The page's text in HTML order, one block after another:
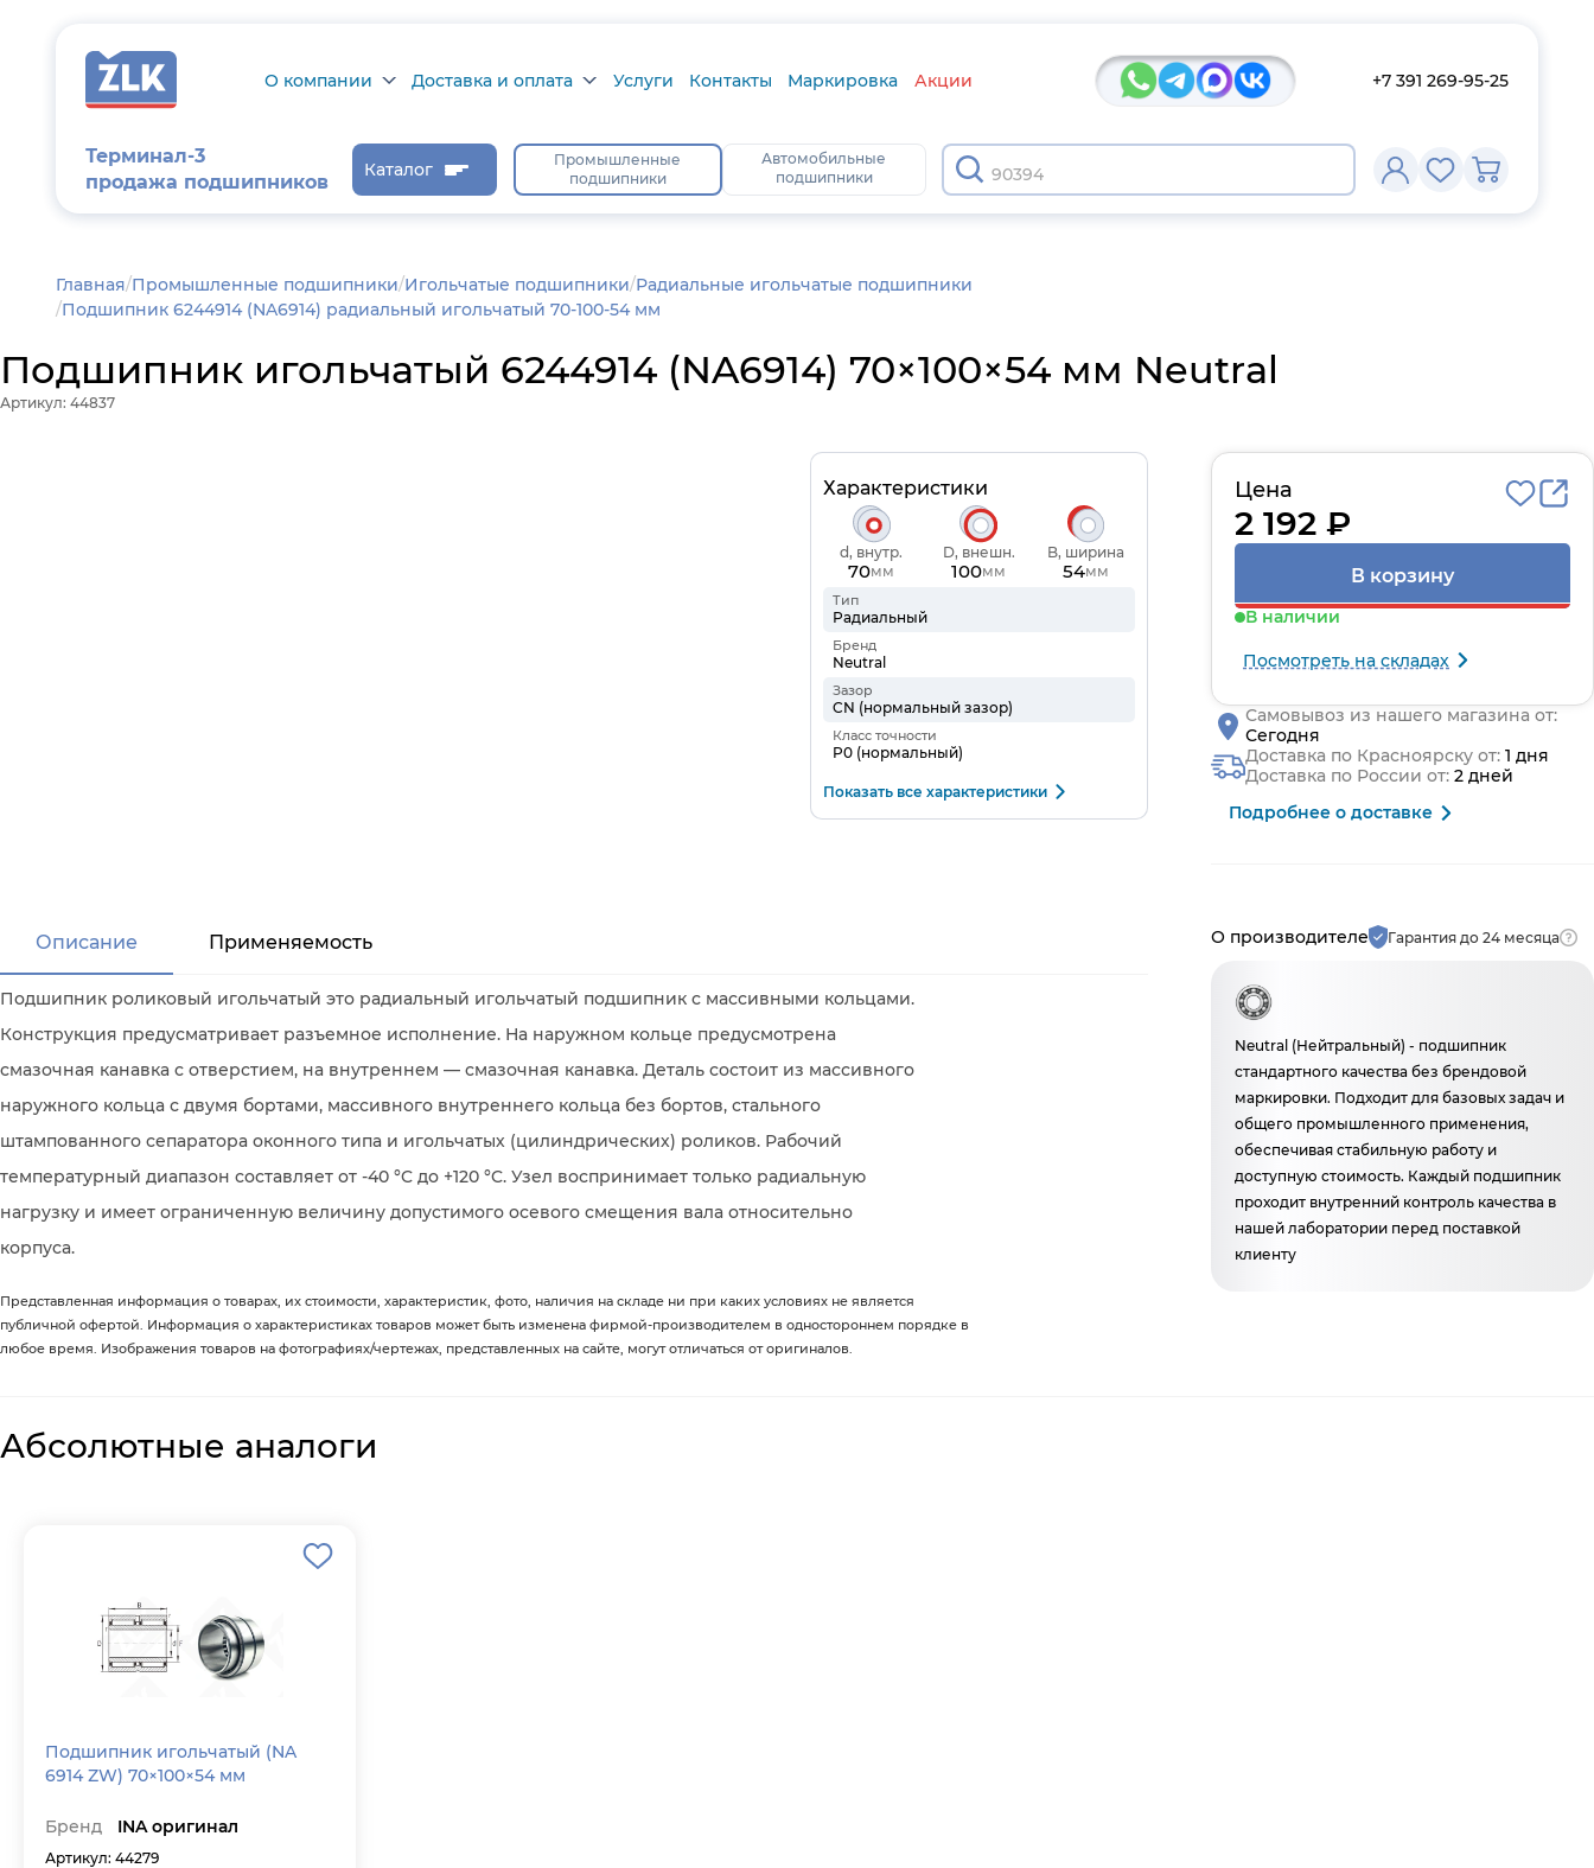
О компании
О компании
Сертификаты на
продукцию
Новости
Контроль и
Отзывы
Доставка и оплата
Доставка и оплата
Возврат товара
Услуги Контакты Маркировка Акции +7 391 269-95-25
Терминал-3
продажа подшипников
Каталог
Промышленные
подшипники
Автомобильные
подшипники
9039452л
Главная/Промышленные подшипники Игольчатые подшипники/Радиальные игольчатые подшипники
Подшипник 6244914 (NA6914) радиальный игольчатый 70-100-54 мм
Подшипник игольчатый 6244914 (NA6914) 70×100×54 мм Neutral
Артикул: 44837
Характеристики
d, внутр.
70мм
D, внешн.
100мм
B, ширина
54мм
Тип
Радиальный
Бренд
Neutral
Зазор
CN (нормальный зазор)
Класс точности
P0 (нормальный)
Показать все характеристики
Цена
2 192 ₽
В корзину
В наличии
Посмотреть на складах
Самовывоз из нашего магазина от:
Сегодня
Доставка по Красноярску от:1 дня
Доставка по России от:2 дней
Подробнее о доставке
Описание Применяемость
Подшипник роликовый игольчатый это радиальный игольчатый подшипник с массивными кольцами.
Конструкция предусматривает разъемное исполнение. На наружном кольце предусмотрена
смазочная канавка с отверстием, на внутреннем — смазочная канавка. Деталь состоит из массивного
наружного кольца с двумя бортами, массивного внутреннего кольца без бортов, стального
штампованного сепаратора оконного типа и игольчатых (цилиндрических) роликов. Рабочий
температурный диапазон составляет от -40 °C до +120 °C. Узел воспринимает только радиальную
нагрузку и имеет ограниченную величину допустимого осевого смещения вала относительно
корпуса.
Представленная информация о товарах, их стоимости, характеристик, фото, наличия на складе ни при каких условиях не является
публичной офертой. Информация о характеристиках товаров может быть изменена фирмой-производителем в одностороннем порядке в
любое время. Изображения товаров на фотографиях/чертежах, представленных на сайте, могут отличаться от оригиналов.
Производитель и гарантия
О производителе Гарантия до 24 месяца
Neutral (Нейтральный) - подшипник
стандартного качества без брендовой
маркировки. Подходит для базовых задач и
общего промышленного применения,
обеспечивая стабильную работу и
доступную стоимость. Каждый подшипник
проходит внутренний контроль качества в
нашей лаборатории перед поставкой
клиенту
Абсолютные аналоги
Подшипник игольчатый (NA
6914 ZW) 70×100×54 мм
Бренд INA оригинал
Артикул: 44279